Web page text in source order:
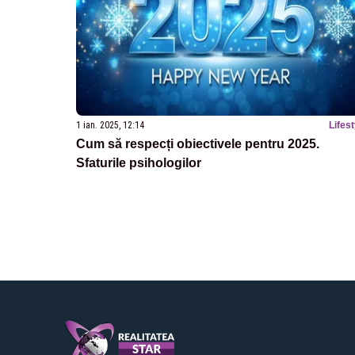
1 ian. 2025, 12:14
Cum să respecți obiectivele pentru 2025.
Sfaturile psihologilor